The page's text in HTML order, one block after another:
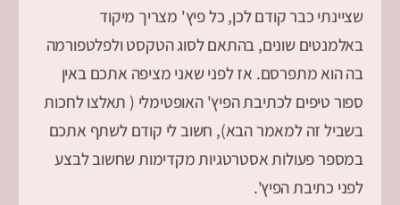
שציינתי כבר קודם לכן, כל פיץ' מצריך מיקוד
באלמנטים שונים, בהתאם לסוג הטקסט ולפלטפורמה
בה הוא מתפרסם. אז לפני שאני מציפה אתכם באין
ספור טיפים לכתיבת הפיץ' האופטימלי ( תאלצו לחכות
בשביל זה למאמר הבא), חשוב לי קודם לשתף אתכם
במספר פעולות אסטרטגיות מקדימות שחשוב לבצע
לפני כתיבת הפיץ'.